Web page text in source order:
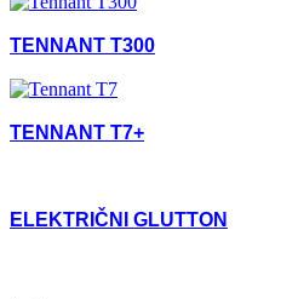
TENNANT T300
TENNANT T7+
ELEKTRIČNI GLUTTON